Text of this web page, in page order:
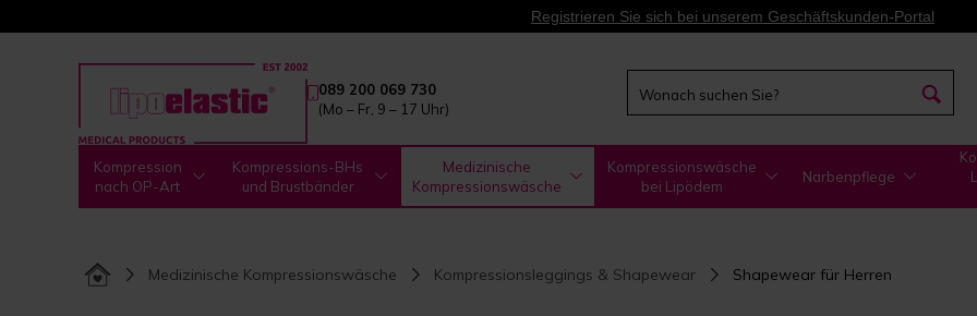
Registrieren Sie sich bei unserem Geschäftskunden-Portal
089 200 069 730
(Mo – Fr, 9 – 17 Uhr)
Kompression
nach OP-Art
Kompressions-BHs
und Brustbänder
Medizinische
Kompressionswäsche
Kompressionswäsche
bei Lipödem
Narbenpflege
Medizinische Kompressionswäsche Kompressionsleggings & Shapewear Shapewear für Herren